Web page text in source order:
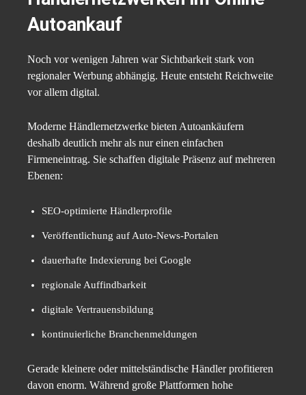
Autoankauf
Noch vor wenigen Jahren war Sichtbarkeit stark von
regionaler Werbung abhängig. Heute entsteht Reichweite
vor allem digital.
Moderne Händlernetzwerke bieten Autoankäufern
deshalb deutlich mehr als nur einen einfachen
Firmeneintrag. Sie schaffen digitale Präsenz auf mehreren
Ebenen:
SEO-optimierte Händlerprofile
Veröffentlichung auf Auto-News-Portalen
dauerhafte Indexierung bei Google
regionale Auffindbarkeit
digitale Vertrauensbildung
kontinuierliche Branchenmeldungen
Gerade kleinere oder mittelständische Händler profitieren
davon enorm. Während große Plattformen hohe